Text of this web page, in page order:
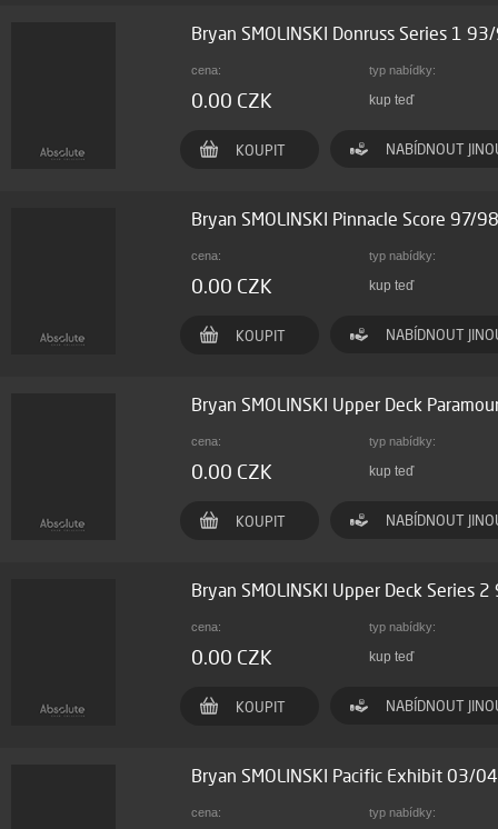
Bryan SMOLINSKI Donruss Series 1
cena: typ nabídky:
0.00 CZK kup teď
KOUPIT NABÍDNOUT
Bryan SMOLINSKI Pinnacle Score 97/
cena: typ nabídky:
0.00 CZK kup teď
KOUPIT NABÍDNOUT
Bryan SMOLINSKI Upper Deck
cena: typ nabídky:
0.00 CZK kup teď
KOUPIT NABÍDNOUT
Bryan SMOLINSKI Upper Deck Series
cena: typ nabídky:
0.00 CZK kup teď
KOUPIT NABÍDNOUT
Bryan SMOLINSKI Pacific Exhibit 03/
cena: typ nabídky: